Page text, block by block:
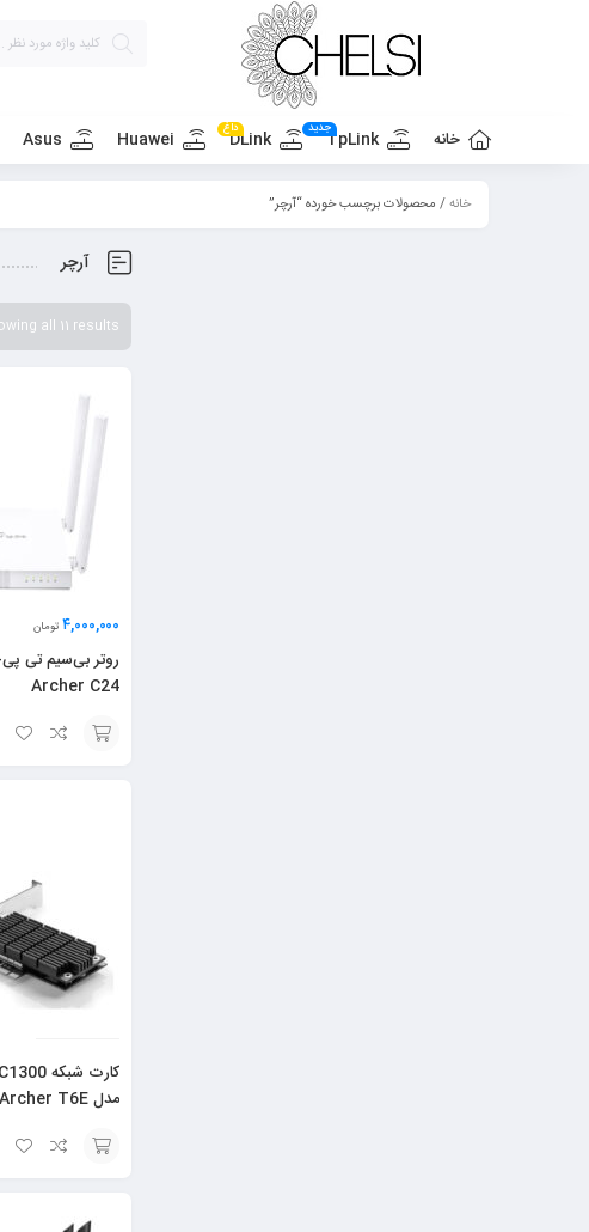
خانه TpLinkجدید DLinkداغ Huawei
Asus
خانه/ محصولات برچسب خورده “آرچر”
آرچر
all 11 results
۴,۰۰۰,۰۰۰ تومان
روتر بی‌سیم تی
Archer C24
مدل Archer T6E